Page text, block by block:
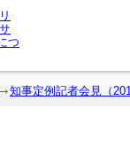
知事定例記者会見（